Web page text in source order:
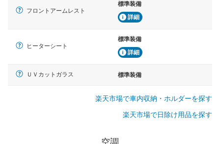
フロントアームレスト
標準装備
詳細
ヒーターシート
標準装備
詳細
ＵＶカットガラス 標準装備
楽天市場で車内収納・ホルダーを探す
楽天市場で日除け用品を探す
空調